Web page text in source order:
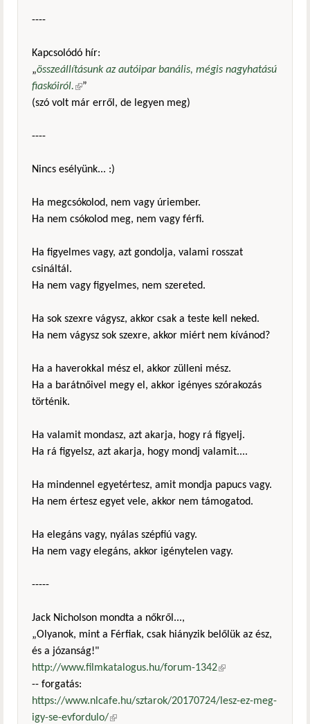
----
Kapcsolódó hír:
„összeállításunk az autóipar banális, mégis nagyhatású
fiaskóiról.(külső hivatkozás)
”
(szó volt már erről, de legyen meg)
----
Nincs esélyünk... :)
Ha megcsókolod, nem vagy úriember.
Ha nem csókolod meg, nem vagy férfi.
Ha figyelmes vagy, azt gondolja, valami rosszat
csináltál.
Ha nem vagy figyelmes, nem szereted.
Ha sok szexre vágysz, akkor csak a teste kell neked.
Ha nem vágysz sok szexre, akkor miért nem kívánod?
Ha a haverokkal mész el, akkor zülleni mész.
Ha a barátnőivel megy el, akkor igényes szórakozás
történik.
Ha valamit mondasz, azt akarja, hogy rá figyelj.
Ha rá figyelsz, azt akarja, hogy mondj valamit....
Ha mindennel egyetértesz, amit mondja papucs vagy.
Ha nem értesz egyet vele, akkor nem támogatod.
Ha elegáns vagy, nyálas szépfiú vagy.
Ha nem vagy elegáns, akkor igénytelen vagy.
-----
Jack Nicholson mondta a nőkről...,
„Olyanok, mint a Férfiak, csak hiányzik belőlük az ész,
és a józanság!"
http://www.filmkatalogus.hu/forum-1342(külső
-- forgatás:
https://www.nlcafe.hu/sztarok/20170724/lesz-ez-meg-
igy-se-evfordulo/(külső hivatkozás)